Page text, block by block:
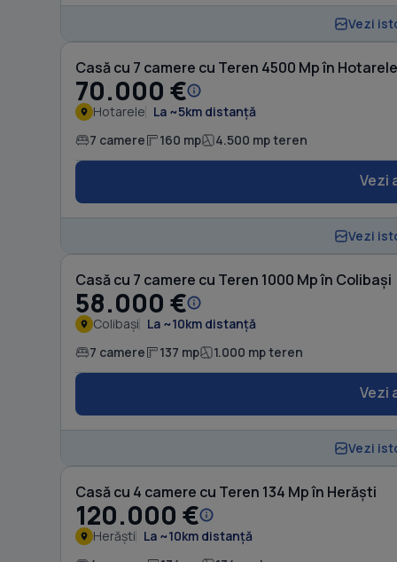
Vezi
Casă cu 7 camere cu Teren 4500 Mp în Hotarele
70.000 €
Hotarele La ~5km distanță
7 camere 160 mp 4.500 mp teren
Vezi
Vezi
Casă cu 7 camere cu Teren 1000 Mp în Colibași
58.000 €
Colibași La ~10km distanță
7 camere 137 mp 1.000 mp teren
Vezi
Vezi
Casă cu 4 camere cu Teren 134 Mp în Herăști
120.000 €
Herăști La ~10km distanță